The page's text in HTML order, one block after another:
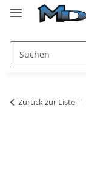
Zurück zur Liste